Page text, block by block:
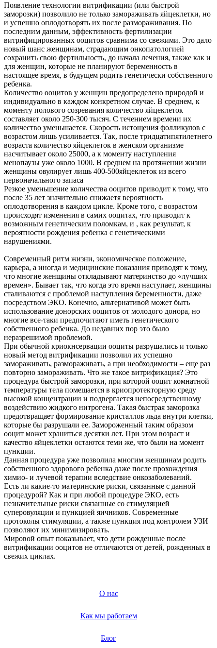
Появление технологии витрификации (или быстрой
заморозки) позволило не только замораживать яйцеклетки, но
и успешно оплодотворять их после размораживания. По
последним данным, эффективность фертилизации
витрифицированных ооцитов сравнима со свежими. Это дало
новый шанс женщинам, страдающим онкопатологией
сохранить свою фертильность, до начала лечения, также как и
для женщин, которые не планируют беременность в
настоящее время, в будущем родить генетически собственного
ребенка.
Количество ооцитов у женщин предопределено природой и
индивидуально в каждом конкретном случае. В среднем, к
моменту полового созревания количество яйцеклеток
составляет около 250-300 тысяч. С течением времени их
количество уменьшается. Скорость истощения фолликулов с
возрастом лишь усиливается. Так, после тридцатипятилетнего
возраста количество яйцеклеток в женском организме
насчитывает около 25000, а к моменту наступления
менопаузы уже около 1000. В среднем на протяжении жизни
женщины овулирует лишь 400-500яйцеклеток из всего
первоначального запаса
Резкое уменьшение количества ооцитов приводит к тому, что
после 35 лет значительно снижаетя вероятность
оплодотворения в каждом цикле. Кроме того, с возрастом
происходят изменения в самих ооцитах, что приводит к
возможным генетическим поломкам, и , как результат, к
вероятности рождения ребенка с генетическими
нарушениями.
Современный ритм жизни, экономическое положение,
карьера, а иногда и медицинские показания приводят к тому,
что многие женщины откладывают материнство до «лучших
времен». Бывает так, что когда это время наступает, женщины
сталиваются с проблемой наступления беременности, даже
посредством ЭКО. Конечно, альтернативой может быть
использование донорских ооцитов от молодого донора, но
многие все-таки предпочитают иметь генетического
собственного ребенка. До недавних пор это было
неразрешимой проблемой.
При обычной криокнсервации ооциты разрушались и только
новый метод витрификации позволил их успешно
замораживать, размораживать, а при необходимости – еще раз
повторно замораживать. Что же такое витрификация? Это
процедура быстрой заморозки, при которой ооцит комнатной
температуры тела помещается в криопротекторную среду
высокой концентрации и подвергается непосредственному
воздействию жидкого нитрогена. Такая быстрая заморозка
предотвращает формирование кристаллов льда внутри клетки,
которые бы разрушали ее. Замороженный таким образом
ооцит может храниться десятки лет. При этом возраст и
качество яйцеклетки остаются теми же, что были на момент
пункции.
Данная процедура уже позволила многим женщинам родить
собственного здорового ребенка даже после прохождения
химио- и лучевой терапии вследствие онкозаболеваний.
Есть ли какие-то материнские риски, связанные с данной
процедурой? Как и при любой процедуре ЭКО, есть
незначительные риски связанные со стимуляцией
суперовуляции и пункцией яичников. Современные
протоколы стимуляции, а также пункция под контролем УЗИ
позволяют их минимизировать.
Мировой опыт показывает, что дети рожденные после
витрификации ооцитов не отличаются от детей, рожденных в
свежих циклах.
О нас
Как мы работаем
Блог